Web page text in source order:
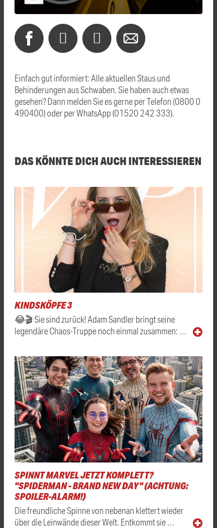
Einfach gut informiert: Alle aktuellen Staus und
Behinderungen aus Schwaben. Sie haben auch etwas
gesehen? Dann melden Sie es gerne per Telefon (0800 0
490400) oder per WhatsApp (01520 242 333).
DAS KÖNNTE DICH AUCH INTERESSIEREN
KINDSKÖPFE 3
😂🎬 Sie sind zurück! Adam Sandler bringt seine
legendäre Chaos-Truppe noch einmal zusammen: …
SPINNT MARVEL JETZT KOMPLETT?
"SPIDERMAN - BRAND NEW DAY" (ACHTUNG:
SPOILER-ALARM!)
Die freundliche Spinne von nebenan klettert wieder
über die Leinwände dieser Welt. Entkommt sie …